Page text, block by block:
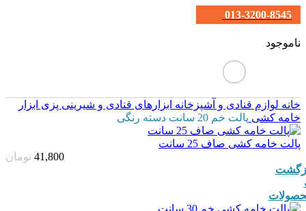
013-3200-8545
ناموجود
خانه لوازم قنادی و آشپزخانه ابزارهای قنادی و شیرینی پزی ابزار
خامه کشی پالت خم 20 سانت دسته رنگی
پالت خامه کشی صاف 25 سانت
41,800 تومان